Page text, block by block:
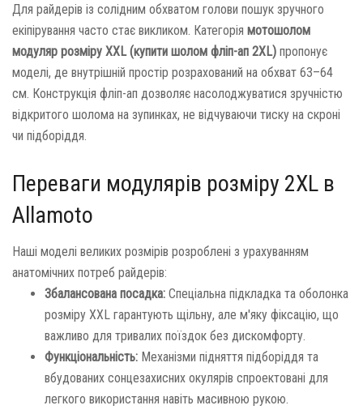
Для райдерів із солідним обхватом голови пошук зручного
екіпірування часто стає викликом. Категорія мотошолом
модуляр розміру XXL (купити шолом фліп-ап 2XL) пропонує
моделі, де внутрішній простір розрахований на обхват 63–64
см. Конструкція фліп-ап дозволяє насолоджуватися зручністю
відкритого шолома на зупинках, не відчуваючи тиску на скроні
чи підборіддя.
Переваги модулярів розміру 2XL в
Allamoto
Наші моделі великих розмірів розроблені з урахуванням
анатомічних потреб райдерів:
Збалансована посадка: Спеціальна підкладка та оболонка
розміру XXL гарантують щільну, але м'яку фіксацію, що
важливо для тривалих поїздок без дискомфорту.
Функціональність: Механізми підняття підборіддя та
вбудованих сонцезахисних окулярів спроектовані для
легкого використання навіть масивною рукою.